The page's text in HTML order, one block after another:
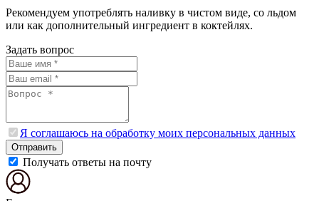
Рекомендуем употреблять наливку в чистом виде, со льдом
или как дополнительный ингредиент в коктейлях.
Задать вопрос
Я соглашаюсь на обработку моих персональных данных
Отправить
Получать ответы на почту